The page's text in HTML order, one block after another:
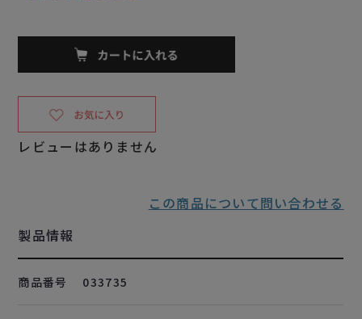
レビューはありません
この商品について問い合わせる
製品情報
商品番号 033735